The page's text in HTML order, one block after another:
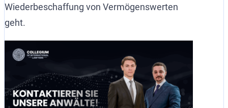
Wiederbeschaffung von Vermögenswerten
geht.